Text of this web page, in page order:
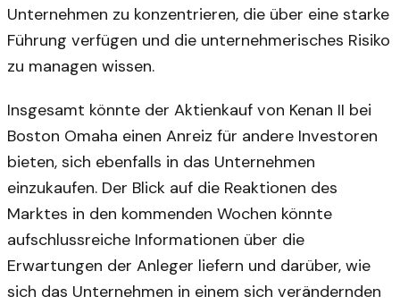
Unternehmen zu konzentrieren, die über eine starke
Führung verfügen und die unternehmerisches Risiko
zu managen wissen.
Insgesamt könnte der Aktienkauf von Kenan II bei
Boston Omaha einen Anreiz für andere Investoren
bieten, sich ebenfalls in das Unternehmen
einzukaufen. Der Blick auf die Reaktionen des
Marktes in den kommenden Wochen könnte
aufschlussreiche Informationen über die
Erwartungen der Anleger liefern und darüber, wie
sich das Unternehmen in einem sich verändernden